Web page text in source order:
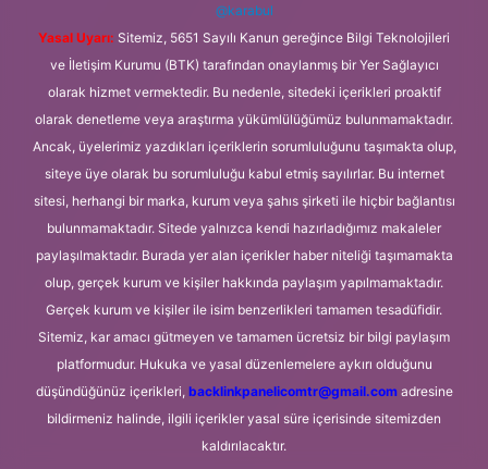
@karabul
Yasal Uyarı: Sitemiz, 5651 Sayılı Kanun gereğince Bilgi Teknolojileri
ve İletişim Kurumu (BTK) tarafından onaylanmış bir Yer Sağlayıcı
olarak hizmet vermektedir. Bu nedenle, sitedeki içerikleri proaktif
olarak denetleme veya araştırma yükümlülüğümüz bulunmamaktadır.
Ancak, üyelerimiz yazdıkları içeriklerin sorumluluğunu taşımakta olup,
siteye üye olarak bu sorumluluğu kabul etmiş sayılırlar. Bu internet
sitesi, herhangi bir marka, kurum veya şahıs şirketi ile hiçbir bağlantısı
bulunmamaktadır. Sitede yalnızca kendi hazırladığımız makaleler
paylaşılmaktadır. Burada yer alan içerikler haber niteliği taşımamakta
olup, gerçek kurum ve kişiler hakkında paylaşım yapılmamaktadır.
Gerçek kurum ve kişiler ile isim benzerlikleri tamamen tesadüfidir.
Sitemiz, kar amacı gütmeyen ve tamamen ücretsiz bir bilgi paylaşım
platformudur. Hukuka ve yasal düzenlemelere aykırı olduğunu
düşündüğünüz içerikleri, backlinkpanelicomtr@gmail.comadresine
bildirmeniz halinde, ilgili içerikler yasal süre içerisinde sitemizden
kaldırılacaktır.